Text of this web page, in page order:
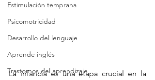
Estimulación temprana
Psicomotricidad
Desarrollo del lenguaje
Aprende inglés
Trastornos del aprendizaje
La infancia es una etapa crucial en la